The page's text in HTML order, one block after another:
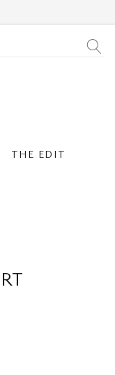
THE EDIT